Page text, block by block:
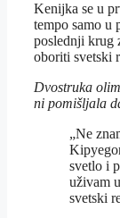
Kenijka se u
tempo samo u
poslednji krug
oboriti svetski
Dvostruka
ni pomišljala
„Ne
svetlo i
uživam
svetski